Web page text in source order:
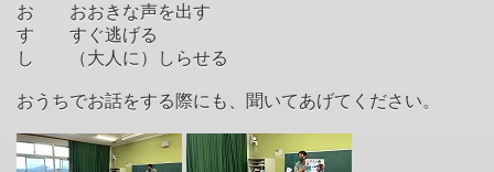
お おおきな声を出す
す すぐ逃げる
し （大人に）しらせる
おうちでお話をする際にも、聞いてあげてください。